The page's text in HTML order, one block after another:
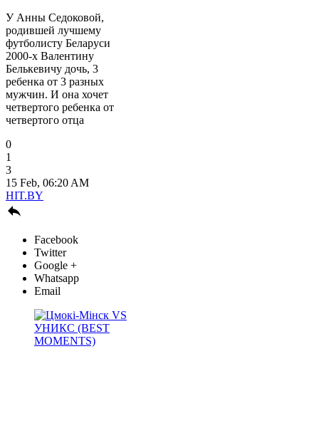
У Анны Седоковой,
родившей лучшему
футболисту Беларуси
2000-х Валентину
Белькевичу дочь, 3
ребенка от 3 разных
мужчин. И она хочет
четвертого ребенка от
четвертого отца
0
1
3
15 Feb, 06:20 AM
HIT.BY

Facebook
Twitter
Google +
Whatsapp
Email